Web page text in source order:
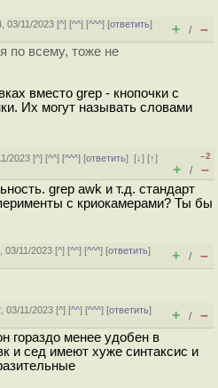
03/11/2023 [^] [^^] [^^^] [ответить]
+ / –
по всему, тоже не
вместо grep - кнопочки с
Их могут называть словами
2023 [^] [^^] [^^^] [ответить][↓] [↑]
–2
+ / –
grep awk и т.д. стандарт
с криокамерами? Ты бы
03/11/2023 [^] [^^] [^^^] [ответить]
+ / –
03/11/2023 [^] [^^] [^^^] [ответить]
+ / –
гораздо менее удобен в
и сед имеют хуже синтаксис и